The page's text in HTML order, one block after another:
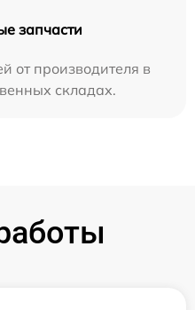
запчасти
от производителя в
складах.